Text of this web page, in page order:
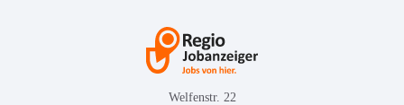
Welfenstr. 22